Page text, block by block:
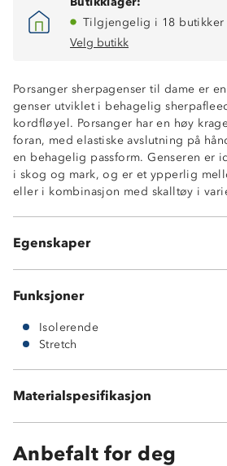
Tilgjengelig i 18 butikker
Velg butikk
Porsanger sherpagenser til dame er
genser utviklet i behagelig
kordfløyel. Porsanger har en høy
foran, med elastiske avslutning på
en behagelig passform. Genseren er
i skog og mark, og er et ypperlig
eller i kombinasjon med skalltøy i
Egenskaper
2-veisstretch
Isolerende sherpafleece
Kontrastfelt i kordfløyel
Høy krage med trykknapper
Glidelåslomme på ene siden
300 GSM fleece
Funksjoner
Isolerende
Stretch
Materialspesifikasjon
Kontrastfelt: 98 % bmull, 2 %
Anbefalt for deg